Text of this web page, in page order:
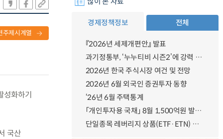
주제시계열
화하기
국산
경제정책정보 전체
『2026년 세제개편안』 발표
과기정통부, ‘누누티비 시즌2’에 강력 대응 의지 밝혀
2026년 한국 주식시장 여건 및 전망
2026년 6월 외국인 증권투자 동향
‘26년 6월 주택통계
「개인투자용 국채」 8월 1,500억원 발행 예정
단일종목 레버리지 상품(ETF·ETN) 기본예탁금 강화 조기시행 방안 안내